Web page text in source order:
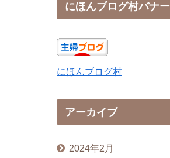
にほんブログ村バナー
にほんブログ村
アーカイブ
2024年2月